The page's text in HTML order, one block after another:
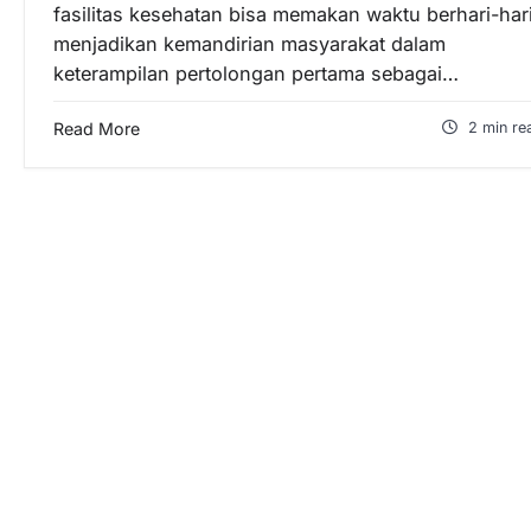
fasilitas kesehatan bisa memakan waktu berhari-
menjadikan kemandirian masyarakat dalam
keterampilan pertolongan pertama sebagai…
Read More 2 min